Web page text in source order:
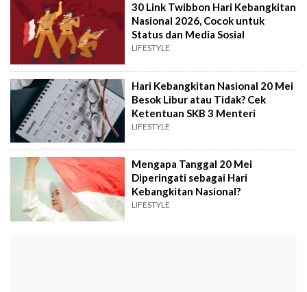
30 Link Twibbon Hari Kebangkitan
Nasional 2026, Cocok untuk
Status dan Media Sosial
LIFESTYLE
Hari Kebangkitan Nasional 20 Mei
Besok Libur atau Tidak? Cek
Ketentuan SKB 3 Menteri
LIFESTYLE
Mengapa Tanggal 20 Mei
Diperingati sebagai Hari
Kebangkitan Nasional?
LIFESTYLE